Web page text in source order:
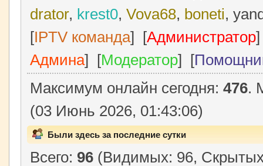
drator, krest0, Vova68, boneti,
[IPTV команда] [Администратор
Админа] [Модератор] [
Максимум онлайн сегодня: 476.
(03 Июнь 2026, 01:43:06)
Были здесь за последние сутки
Всего: 96 (Видимых: 96,